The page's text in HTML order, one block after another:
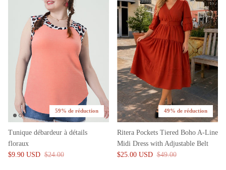
59% de réduction
Tunique débardeur à détails
floraux
$9.90 USD $24.00
49% de réduction
Ritera Pockets Tiered Boho A-Line
Midi Dress with Adjustable Belt
$25.00 USD $49.00